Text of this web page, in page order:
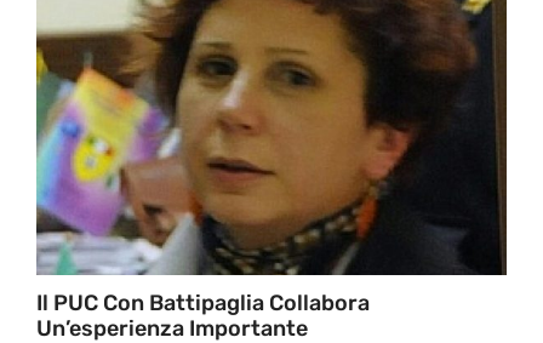
Il PUC Con Battipaglia Collabora
Un’esperienza Importante